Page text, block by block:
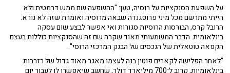
על השפעת הסנקציות על רוסיה, טען: "ההשפעה שם ממש דרמטית ולא
הייתי מתרשם מכל מיני פרופגנדה שבאה מרוסיה ואומרת שזה לא נורא.
הרובל קרס, הבורסות הרוסיות סגורות ואי אפשר לבצע שום עסקה
בינלאומית. הדבר המשמעותי מאוד שקרה שם זה שהסנקציות כוללות בעצם
הקפאה טוטאלית של הנכסים של הבנק המרכזי הרוסי".
"לאחר הפלישה לקארים פוטין בנה לעצמו מאגר מאוד גדול של רזרבות
בינלאומיות, קרוב ל־700 מיליארד דולר, שחשב שיאפשרו לו לעבור יום